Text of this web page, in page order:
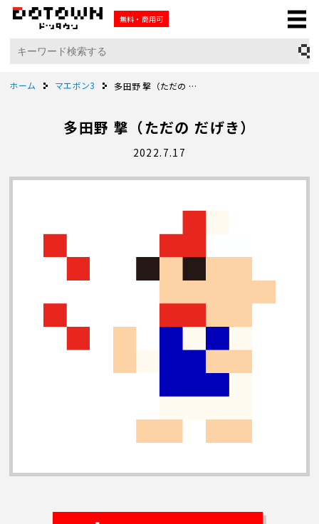
無料・商用可
ホーム マエボン3 多田野 撃（ただの だげき）
多田野 撃（ただの だげき）
2022.7.17